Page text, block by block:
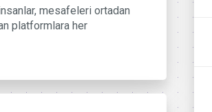
mesafeleri ortadan
platformlara her